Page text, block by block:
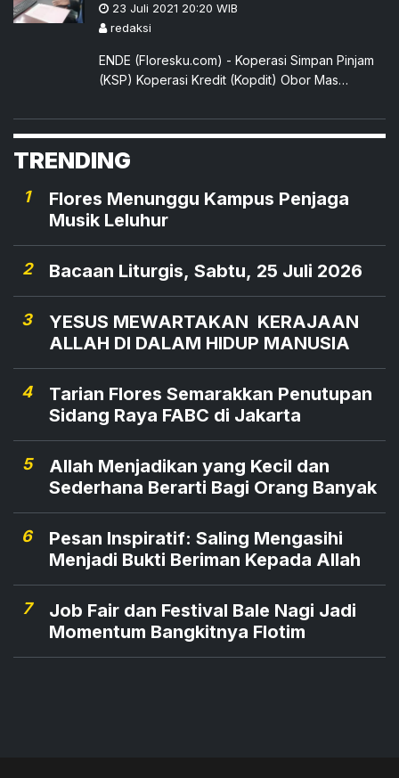
Bagi Nasabah
23 Juli 2021 20:20 WIB
redaksi
ENDE (Floresku.com) - Koperasi Simpan Pinjam
(KSP) Koperasi Kredit (Kopdit) Obor Mas
ada
TRENDING
1
Flores Menunggu Kampus Penjaga
Musik Leluhur
2 Bacaan Liturgis, Sabtu, 25 Juli 2026
3
YESUS MEWARTAKAN KERAJAAN
ALLAH DI DALAM HIDUP MANUSIA
4
Tarian Flores Semarakkan Penutupan
Sidang Raya FABC di Jakarta
5
Allah Menjadikan yang Kecil dan
Sederhana Berarti Bagi Orang Banyak
6
Pesan Inspiratif: Saling Mengasihi
Menjadi Bukti Beriman Kepada Allah
7
Job Fair dan Festival Bale Nagi Jadi
Momentum Bangkitnya Flotim